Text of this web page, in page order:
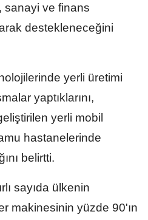
sanayi ve finans
destekleneceğini
yerli üretimi
yaptıklarını,
yerli mobil
hastanelerinde
belirtti.
sayıda ülkenin
makinesinin yüzde 90'ın